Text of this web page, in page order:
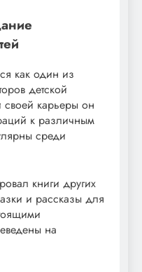
как один из
детской
своей карьеры он
к различным
среди
книги других
и рассказы для
на